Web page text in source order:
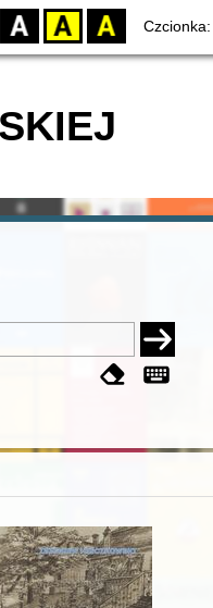
BW YB BY Czcionka: